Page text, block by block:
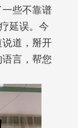
些不靠谱
延误。今
道，掰开
言，帮您